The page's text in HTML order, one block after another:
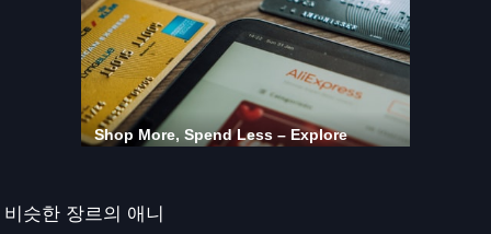
비슷한 장르의 애니